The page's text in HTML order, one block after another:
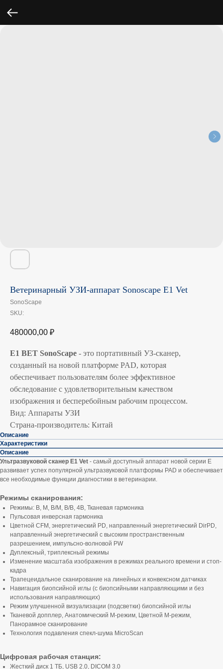
Ветеринарный УЗИ-аппарат Sonoscape E1 Vet
SonoScape
SKU:
480000,00 ₽
E1 ВЕТ SonoScape - это портативный УЗ-сканер,
созданный на новой платформе PAD, которая
обеспечивает пользователям более эффективное
обследование с удовлетворительным качеством
изображения и бесперебойным рабочим процессом.
Вид: Аппараты УЗИ
Страна-производитель: Китай
Описание
Характеристики
Описание
Ультразвуковой сканер E1 Vet - самый доступный аппарат новой серии E
развивает успех популярной ультразвуковой платформы PAD и обеспечивает
все необходимые функции диагностики в ветеринарии.
Режимы сканирования:
Режимы: В, М, В/М, В/В, 4В, Тканевая гармоника
Пульсовая инверсная гармоника
Цветной CFM, энергетический PD, направленный энергетический DirPD,
направленный энергетический с высоким пространственным
разрешением, импульсно-волновой PW
Дуплексный, триплексный режимы
Изменение масштаба изображения в режимах реального времени и стоп-
кадра
Трапецеидальное сканирование на линейных и конвексном датчиках
Навигация биопсийной иглы (с биопсийными направляющими и без
использования направляющих)
Режим улучшенной визуализации (подсветки) биопсийной иглы
Тканевой допплер, Анатомический М-режим, Цветной М-режим,
Панорамное сканирование
Технология подавления спекл-шума MicroScan
Цифровая рабочая станция:
Жесткий диск 1 ТБ, USB 2.0, DICOM 3.0